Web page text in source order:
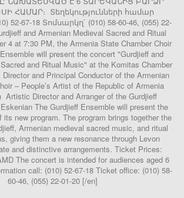
ՀԱՄԱՐ։ Տեղեկությունների համար
52-67-18 Տոմսարկղ` (010) 58-60-46, (055) 22-
and Armenian Medieval Sacred and Ritual
4 at 7:30 PM, the Armenia State Chamber Choir
will present the concert "Gurdjieff and
and Ritual Music" at the Komitas Chamber
and Principal Conductor of the Armenian
– People’s Artist of the Republic of Armenia
Artistic Director and Arranger of the Gurdjieff
The Gurdjieff Ensemble will present the
its new program. The program brings together the
Armenian medieval sacred music, and ritual
giving them a new resonance through Levon
and distinctive arrangements. Ticket Prices:
The concert is intended for audiences aged 6
call: (010) 52-67-18 Ticket office: (010) 58-
60-46, (055) 22-01-20 [/en]